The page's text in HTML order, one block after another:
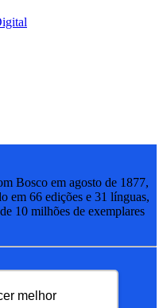
melhor
Bosco em agosto de 1877,
em 66 edições e 31 línguas,
10 milhões de exemplares